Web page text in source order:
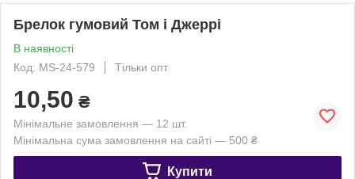
Брелок гумовий Том і Джеррі
В наявності
Код: MS-24-579
Тільки опт
10,50 ₴
Мінімальне замовлення — 12 шт.
Мінімальна сума замовлення на сайті — 500 ₴
Купити